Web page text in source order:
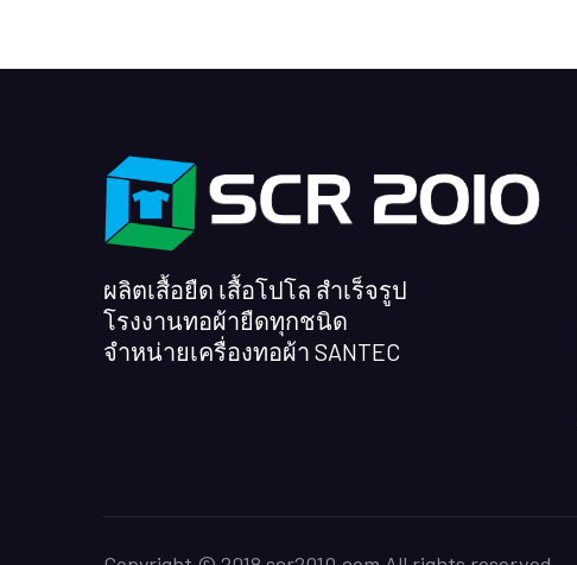
ผลิตเสื้อยืด เสื้อโปโล สำเร็จรูป
โรงงานทอผ้ายืดทุกชนิด
จำหน่ายเครื่องทอผ้า SANTEC